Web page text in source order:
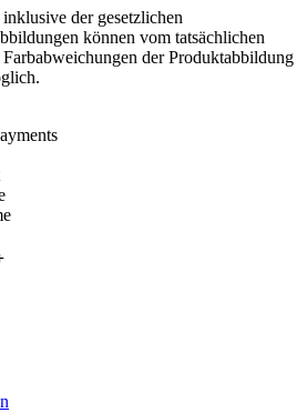
der gesetzlichen
können vom tatsächlichen
der Produktabbildung